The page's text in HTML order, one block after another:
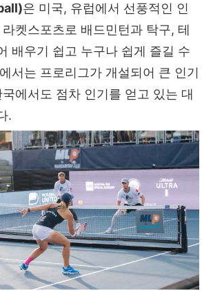
은 미국, 유럽에서 선풍적인 인
켓스포츠로 배드민턴과 탁구, 테
배우기 쉽고 누구나 쉽게 즐길 수
서는 프로리그가 개설되어 큰 인기
에서도 점차 인기를 얻고 있는 대
.